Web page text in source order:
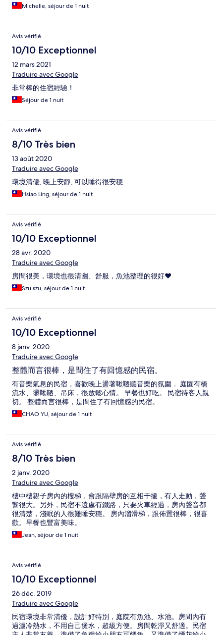
Michelle, séjour de 1 nuit
Avis vérifié
10/10 Exceptionnel
12 mars 2021
Traduire avec Google
非常棒的住宿經驗！
Séjour de 1 nuit
Avis vérifié
8/10 Très bien
13 août 2020
Traduire avec Google
環境清優, 晚上安靜, 可以睡得很安穩
Hsiao Ling, séjour de 1 nuit
Avis vérifié
10/10 Exceptionnel
28 avr. 2020
Traduire avec Google
房間很美，環境也很清幽、舒服，魚池整理的很好❤️
Szu szu, séjour de 1 nuit
Avis vérifié
10/10 Exceptionnel
8 janv. 2020
Traduire avec Google
整體而言很棒，是間住了有回憶感的民宿。
有音樂氣息的民宿，喜歡晚上盪著鞦韆聽音樂的氛圍． 庭園有橋
流水、盪鞦韆、吊床，很放鬆心情。 早餐也好吃。 民宿待客人親
切。 整體而言很棒，是間住了有回憶感的民宿。
CHAO YU, séjour de 1 nuit
Avis vérifié
8/10 Très bien
2 janv. 2020
Traduire avec Google
樓中樓親子房內的樓梯，會跟隔壁房的互相干擾，有人走動，聲
響很大。另外，民宿不遠處有鐵路，只要火車經過，房內聲音都
很清楚，淺眠的人很難睡安穩。 房內溜滑梯，跟佈置很棒，很喜
歡。早餐也豐富美味。
Jean, séjour de 1 nuit
Avis vérifié
10/10 Exceptionnel
26 déc. 2019
Traduire avec Google
民宿環境非常清優，設計好特別，庭院有魚池、水池。房間內有
過濾冷熱水，不用自己煲水，超級方便。房間乾淨又舒適。民宿